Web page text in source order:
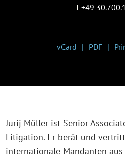
T +49
vCard PDF
Jurij Müller ist Senior
Litigation. Er berät und
internationale Mandanten